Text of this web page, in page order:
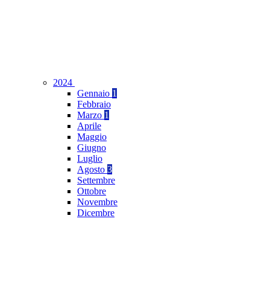
2024
Gennaio 1
Febbraio
Marzo 1
Aprile
Maggio
Giugno
Luglio
Agosto 3
Settembre
Ottobre
Novembre
Dicembre